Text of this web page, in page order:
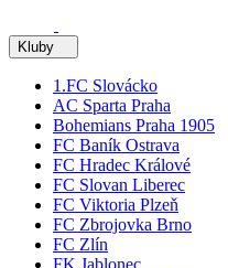
Kluby
1.FC Slovácko
AC Sparta Praha
Bohemians Praha 1905
FC Baník Ostrava
FC Hradec Králové
FC Slovan Liberec
FC Viktoria Plzeň
FC Zbrojovka Brno
FC Zlín
FK Jablonec